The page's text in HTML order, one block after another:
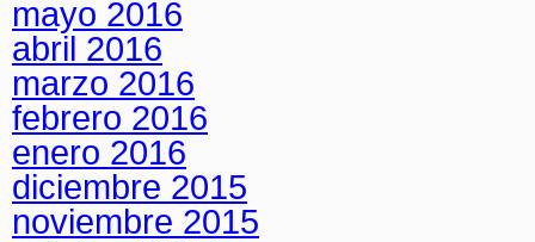
mayo 2016
abril 2016
marzo 2016
febrero 2016
enero 2016
diciembre 2015
noviembre 2015